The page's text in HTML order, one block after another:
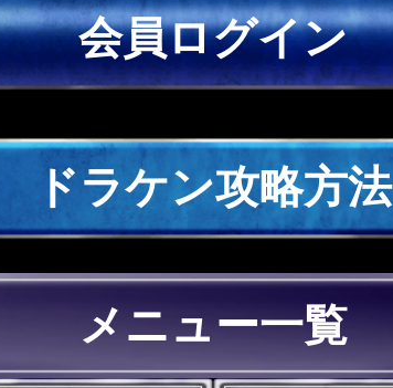
会員ログイン
ドラケン攻略方法
メニュー一覧